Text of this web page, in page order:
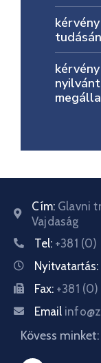
Cím: Glavni
Vajdaság
Tel: +381
Nyitvatartás:
Fax: +381
Email
Kövess minket: